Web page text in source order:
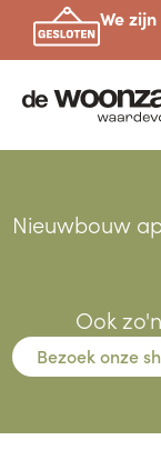
We
Nieuwbouw
Ook
Bezoek onze